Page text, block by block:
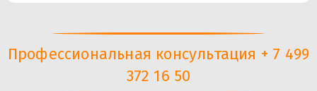
Профессиональная консультация + 7 499
372 16 50